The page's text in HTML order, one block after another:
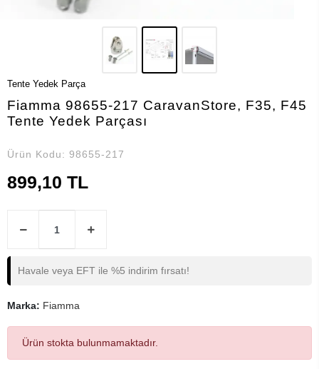
Tente Yedek Parça
Fiamma 98655-217 CaravanStore, F35, F45
Tente Yedek Parçası
Ürün Kodu: 98655-217
899,10 TL
Havale veya EFT ile %5 indirim fırsatı!
Marka: Fiamma
Ürün stokta bulunmamaktadır.